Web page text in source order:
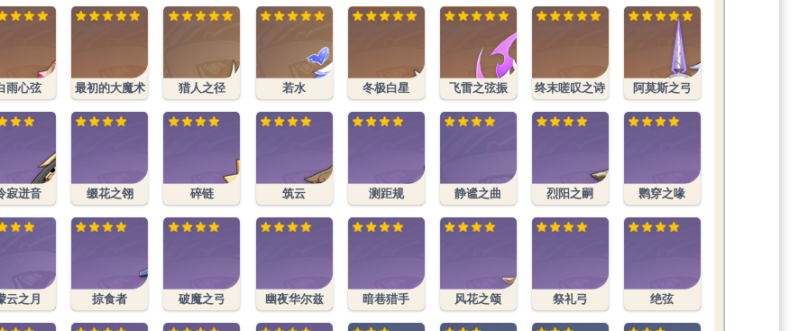
雨心弦 最初的大魔术 猎人之径 若水 冬极白星 飞雷之弦振 终末嗟叹之诗 阿莫斯之弓
寂迸音 缀花之翎 碎链 筑云 测距规 静谧之曲 烈阳之嗣 鹮穿之喙
云之月 掠食者 破魔之弓 幽夜华尔兹 暗巷猎手 风花之颂 祭礼弓 绝弦